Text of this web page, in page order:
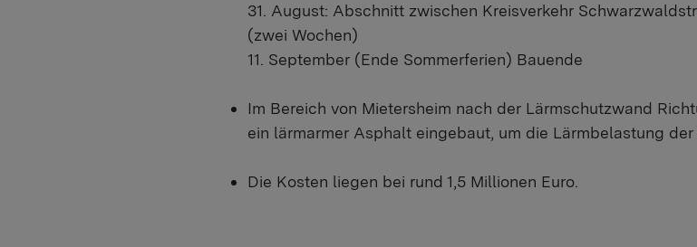
31. August: Abschnitt zwischen Kreisverkehr
(zwei Wochen)
11. September (Ende Sommerferien) Bauende
Im Bereich von Mietersheim nach der Lärmschutzwand
ein lärmarmer Asphalt eingebaut, um die Lärmbelastung
Die Kosten liegen bei rund 1,5 Millionen Euro.